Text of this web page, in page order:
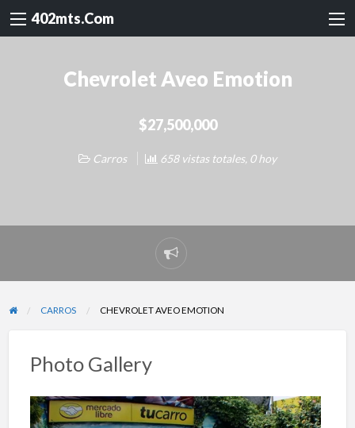
402mts.Com
Chevrolet Aveo Emotion
$27,500,000
Carros 658 vistas totales, 0 hoy
Reportar
problema
CARROS CHEVROLET AVEO EMOTION
Photo Gallery